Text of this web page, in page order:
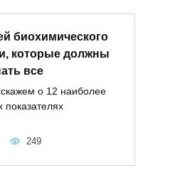
биохимического
которые должны
все
о 12 наиболее
показателях
249